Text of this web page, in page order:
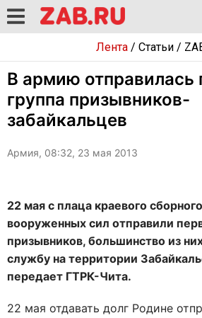
Лента/ Статьи/
В армию отправилась
группа призывников-
забайкальцев
Армия, 08:32, 23 мая 2013
22 мая с плаца краевого
вооруженных сил отправили
призывников, большинство из
службу на территории
передает ГТРК-Чита.
22 мая отдавать долг Родине